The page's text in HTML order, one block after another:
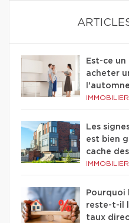
Est-ce
acheter
IMMOBILIER
Les
est bien
cache
IMMOBILIER
Pourquoi
reste-t-il
taux